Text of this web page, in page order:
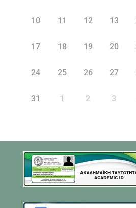
10 11 12 13
17 18 19 20
24 25 26 27
31 1 2 3